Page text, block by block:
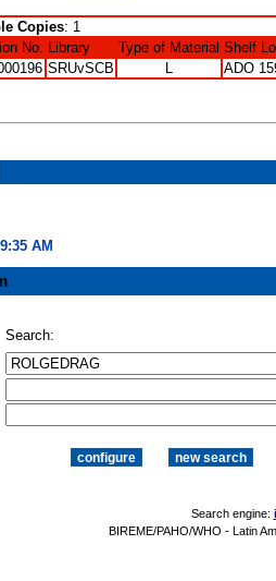
Copies: 1
No. Library Type of Material Shelf
SRUvSCB L ADO
AM
Search:
Search engine:
BIREME/PAHO/WHO - Latin